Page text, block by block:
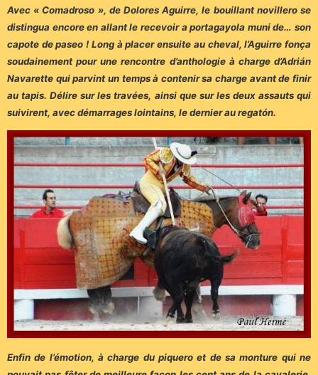
Avec « Comadroso », de Dolores Aguirre, le bouillant novillero se
distingua encore en allant le recevoir a portagayola muni de… son
capote de paseo ! Long à placer ensuite au cheval, l’Aguirre fonça
soudainement pour une rencontre d’anthologie à charge d’Adrián
Navarette qui parvint un temps à contenir sa charge avant de finir
au tapis. Délire sur les travées, ainsi que sur les deux assauts qui
suivirent, avec démarrages lointains, le dernier au regatón.
Enfin de l’émotion, à charge du piquero et de sa monture qui ne